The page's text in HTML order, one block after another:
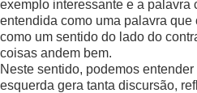
exemplo interessante e a palavra
entendida como uma palavra
como um sentido do lado do
coisas andem bem.
Neste sentido, podemos
esquerda gera tanta discursão,